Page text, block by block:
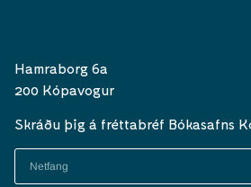
Hamraborg 6a
200 Kópavogur
Skráðu þig á fréttabréf Bókasafns